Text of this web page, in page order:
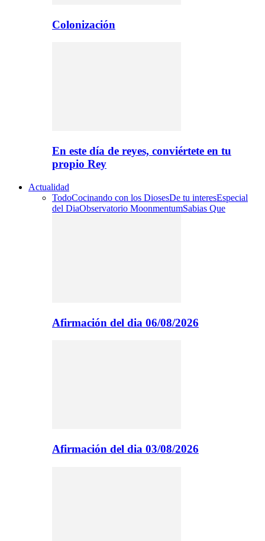
Colonización
En este día de reyes, conviértete en tu
propio Rey
Actualidad
TodoCocinando con los DiosesDe tu interesEspecial
del DiaObservatorio MoonmentumSabias Que
Afirmación del dia 06/08/2026
Afirmación del dia 03/08/2026